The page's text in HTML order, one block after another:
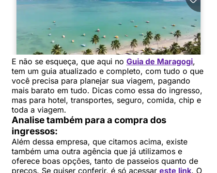
E não se esqueça, que aqui no Guia de Maragogi,
tem um guia atualizado e completo, com tudo o que
você precisa para planejar sua viagem, pagando
mais barato em tudo. Dicas como essa do ingresso,
mas para hotel, transportes, seguro, comida, chip e
toda a viagem.
Analise também para a compra dos
ingressos:
Além dessa empresa, que citamos acima, existe
também uma outra agência que já utilizamos e
oferece boas opções, tanto de passeios quanto de
preços. Se quiser conferir, é só acessar este link. O